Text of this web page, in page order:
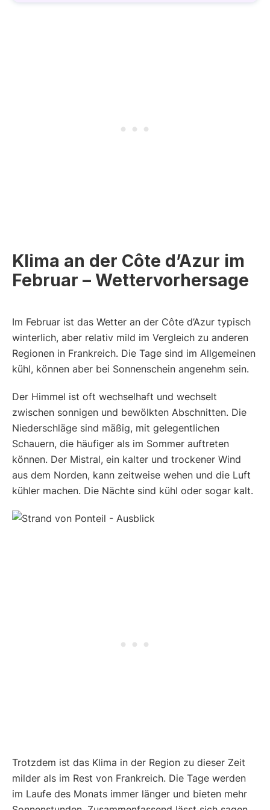
Klima an der Côte d’Azur im
Februar – Wettervorhersage
Im Februar ist das Wetter an der Côte d’Azur typisch
winterlich, aber relativ mild im Vergleich zu anderen
Regionen in Frankreich. Die Tage sind im Allgemeinen
kühl, können aber bei Sonnenschein angenehm sein.
Der Himmel ist oft wechselhaft und wechselt
zwischen sonnigen und bewölkten Abschnitten. Die
Niederschläge sind mäßig, mit gelegentlichen
Schauern, die häufiger als im Sommer auftreten
können. Der Mistral, ein kalter und trockener Wind
aus dem Norden, kann zeitweise wehen und die Luft
kühler machen. Die Nächte sind kühl oder sogar kalt.
Trotzdem ist das Klima in der Region zu dieser Zeit
milder als im Rest von Frankreich. Die Tage werden
im Laufe des Monats immer länger und bieten mehr